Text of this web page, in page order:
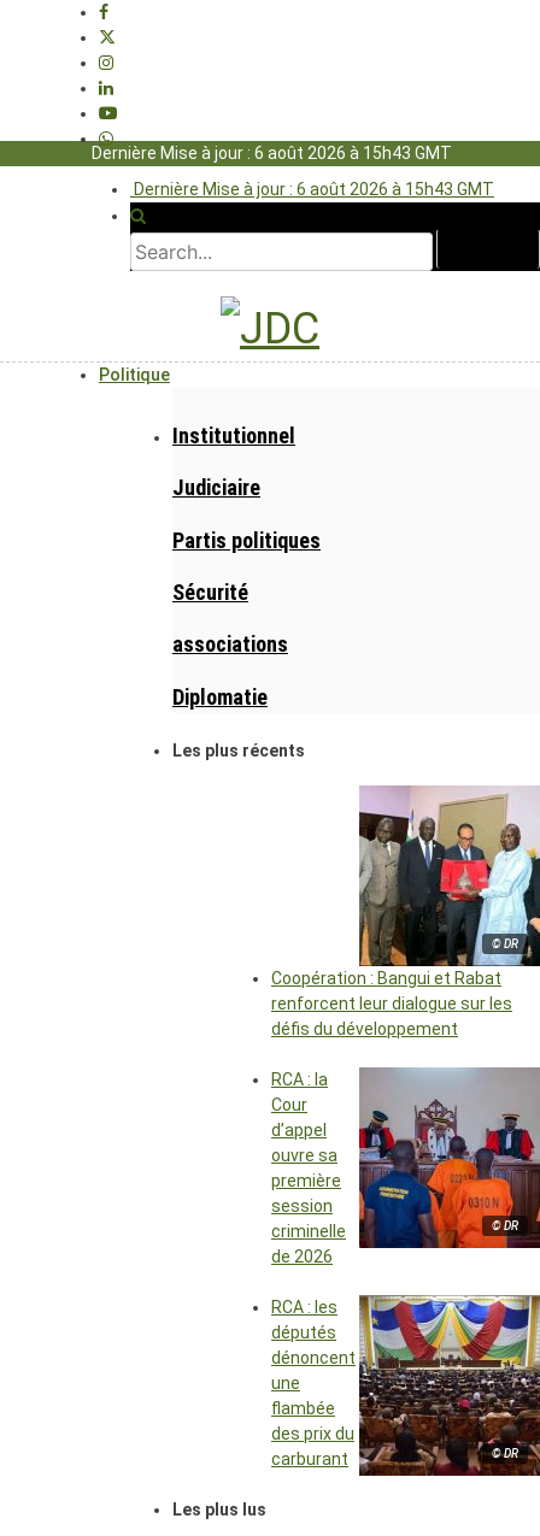
Dernière Mise à jour : 6 août 2026 à 15h43 GMT
Dernière Mise à jour : 6 août 2026 à 15h43 GMT
Politique
Institutionnel
Judiciaire
Partis politiques
Sécurité
associations
Diplomatie
Les plus récents
© DR
Coopération : Bangui et Rabat
renforcent leur dialogue sur les
défis du développement
© DR
RCA : la
Cour
d’appel
ouvre sa
première
session
criminelle
de 2026
© DR
RCA : les
députés
dénoncent
une
flambée
des prix du
carburant
Les plus lus